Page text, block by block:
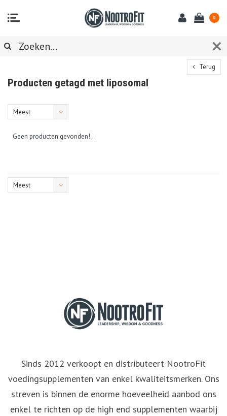
0
Terug
Producten getagd met liposomal
Meest
Geen producten gevonden!...
Meest
Sinds 2012 verkoopt en distributeert NootroFit
voedingsupplementen van enkel kwaliteitsmerken. Ons
streven is binnen de enorme hoeveelheid aanbod ons
enkel te richten op de high end supplementen waarbij